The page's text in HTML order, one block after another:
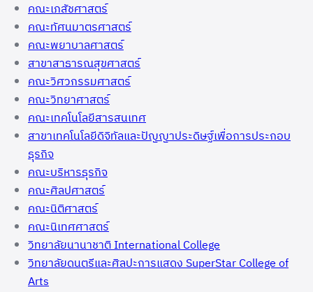
คณะเภสัชศาสตร์
คณะทัศนมาตรศาสตร์
คณะพยาบาลศาสตร์
สาขาสาธารณสุขศาสตร์
คณะวิศวกรรมศาสตร์
คณะวิทยาศาสตร์
คณะเทคโนโลยีสารสนเทศ
สาขาเทคโนโลยีดิจิทัลและปัญญาประดิษฐ์เพื่อการประกอบ
ธุรกิจ
คณะบริหารธุรกิจ
คณะศิลปศาสตร์
คณะนิติศาสตร์
คณะนิเทศศาสตร์
วิทยาลัยนานาชาติ International College
วิทยาลัยดนตรีและศิลปะการแสดง SuperStar College of
Arts